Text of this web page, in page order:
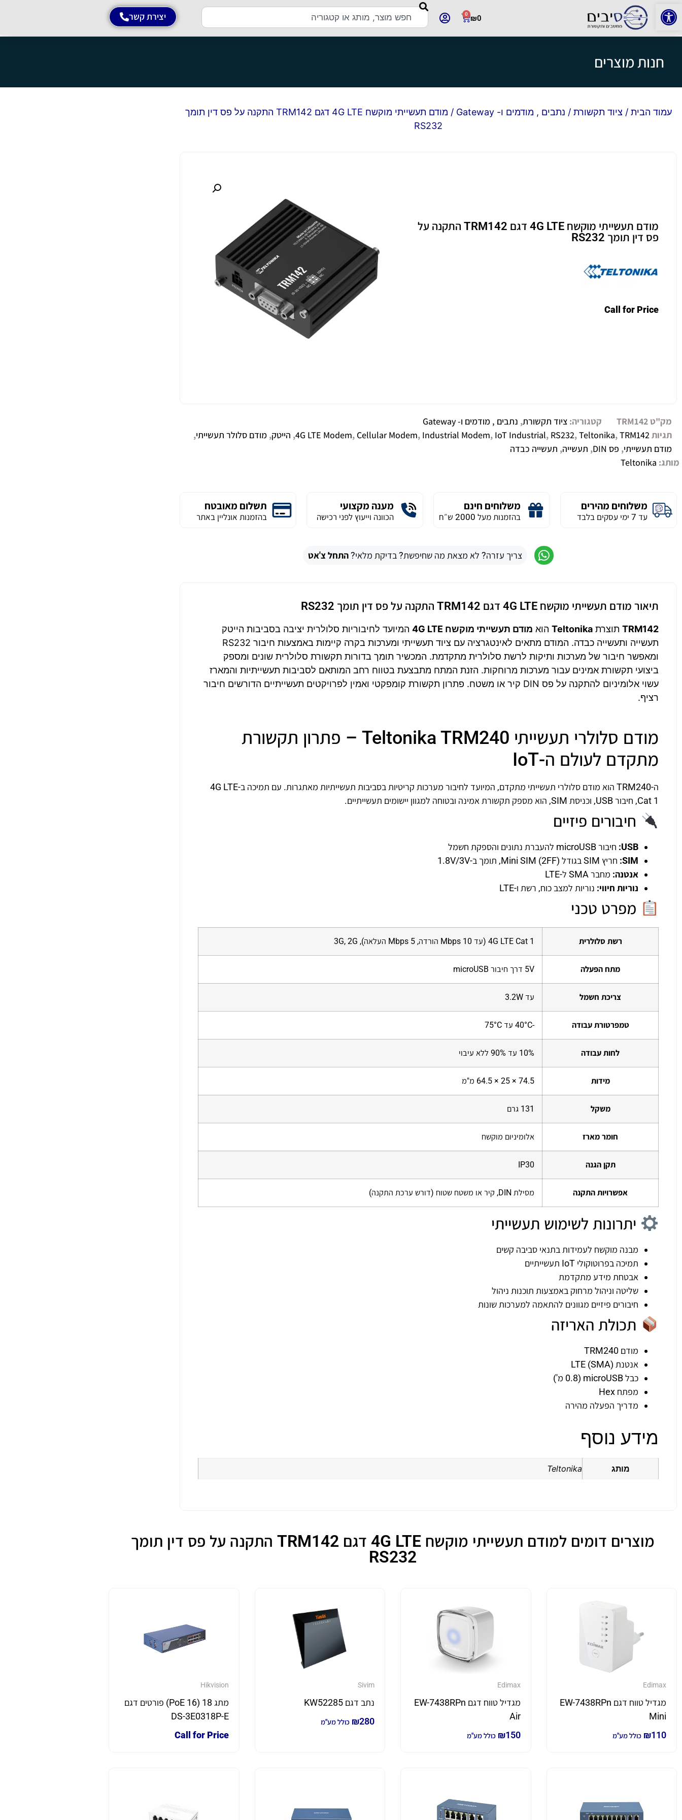
פתח סרגל נגישות ₪0
0 יצירת קשר
חנות מוצרים
עמוד הבית / ציוד תקשורת / נתבים , מודמים ו- Gateway
/ מודם תעשייתי מוקשח 4G LTE דגם TRM142 התקנה על פס דין תומך
RS232
מודם תעשייתי מוקשח 4G LTE דגם TRM142 התקנה על
פס דין תומך RS232
Call for Price
מק"ט TRM142 קטגוריה: ציוד תקשורת, נתבים , מודמים ו- Gateway
תגיות
4G LTE Modem, Cellular Modem, Industrial Modem, IoT Industrial, RS232,Teltonika,TRM142
, הייטק, מודם סלולר תעשייתי,
מודם תעשייתי, פס DIN , תעשייה, תעשייה כבדה
מותג: Teltonika
משלוחים מהירים
עד 7 ימי עסקים בלבד
משלוחים חינם
בהזמנות מעל 2000 ש״ח
מענה מקצועי
הכוונה וייעוץ לפני רכישה
תשלום מאובטח
בהזמנות אונליין באתר
צריך עזרה? לא מצאת מה שחיפשת? בדיקת מלאי?התחל צ'אט
תיאור מודם תעשייתי מוקשח 4G LTE דגם TRM142 התקנה על פס דין תומך RS232
TRM142 תוצרת Teltonika הוא מודם תעשייתי מוקשח 4G LTE
המיועד לחיבוריות סלולרית יציבה בסביבות הייטק
תעשייה ותעשייה כבדה. המודם מתאים לאינטגרציה עם ציוד תעשייתי ומערכות בקרה קיימות באמצעות חיבור RS232
ומאפשר חיבור של מערכות ותיקות לרשת סלולרית מתקדמת. המכשיר תומך בדורות תקשורת סלולרית שונים ומספק
ביצועי תקשורת אמינים עבור מערכות מרוחקות. הזנת המתח מתבצעת בטווח רחב המותאם לסביבות תעשייתיות והמארז
עשוי אלומיניום להתקנה על פס DIN קיר או משטח. פתרון תקשורת קומפקטי ואמין לפרויקטים תעשייתיים הדורשים חיבור
רציף.
מודם סלולרי תעשייתי Teltonika TRM240 – פתרון תקשורת
מתקדם לעולם ה-IoT
ה-TRM240 הוא מודם סלולרי תעשייתי מתקדם, המיועד לחיבור מערכות קריטיות בסביבות תעשייתיות מאתגרות. עם תמיכה ב-4G LTE
Cat 1, חיבור USB, וכניסת SIM, הוא מספק תקשורת אמינה ובטוחה למגוון יישומים תעשייתיים.
חיבורים פיזיים
USB: חיבור microUSB להעברת נתונים והספקת חשמל
SIM: חריץ SIM בגודל Mini SIM (2FF), תומך ב-1.8V/3V
אנטנה: מחבר SMA ל-LTE
נוריות חיווי: נוריות למצב כוח, רשת ו-LTE
מפרט טכני
רשת סלולרית 4G LTE Cat 1 (עד 10 Mbps הורדה, 5 Mbps העלאה), 3G, 2G
מתח הפעלה 5V דרך חיבור microUSB
צריכת חשמל עד 3.2W
טמפרטורת עבודה -40°C עד 75°C
לחות עבודה 10% עד 90% ללא עיבוי
מידות 74.5 × 25 × 64.5 מ"מ
משקל 131 גרם
חומר מארז אלומיניום מוקשח
תקן הגנה IP30
אפשרויות התקנה מסילת DIN, קיר או משטח שטוח (דורש ערכת התקנה)
יתרונות לשימוש תעשייתי
מבנה מוקשח לעמידות בתנאי סביבה קשים
תמיכה בפרוטוקולי IoT תעשייתיים
אבטחת מידע מתקדמת
שליטה וניהול מרחוק באמצעות תוכנות ניהול
חיבורים פיזיים מגוונים להתאמה למערכות שונות
תכולת האריזה
מודם TRM240
אנטנת LTE (SMA)
כבל microUSB (0.8 מ')
מפתח Hex
מדריך הפעלה מהירה
מידע נוסף
מותג Teltonika
מוצרים דומים למודם תעשייתי מוקשח 4G LTE דגם TRM142 התקנה על פס דין תומך
RS232
Edimax
מגדיל טווח דגם EW-7438RPn
Mini
₪110 כולל מע"מ
Edimax
מגדיל טווח דגם EW-7438RPn
Air
₪150 כולל מע"מ
Sivim
נתב דגם KW52285
₪280 כולל מע"מ
Hikvision
מתג 18 (16 PoE) פורטים דגם
DS-3E0318P-E
Call for Price